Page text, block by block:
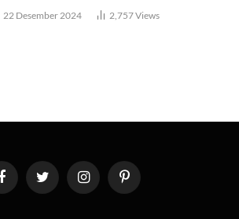
22 Desember 2024 2,757Views
FacebookTwitter InstagramPinterest